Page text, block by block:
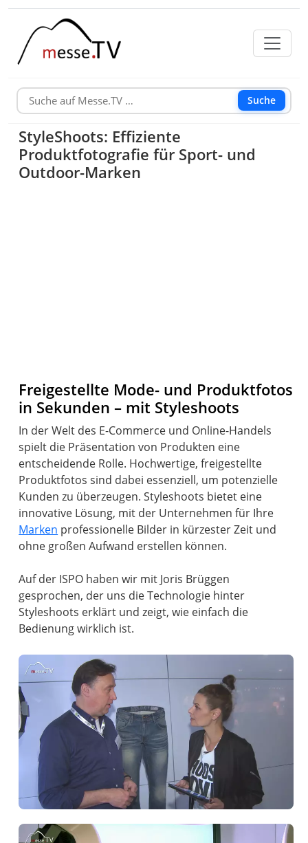
Suche
StyleShoots: Effiziente
Produktfotografie für Sport- und
Outdoor-Marken
Freigestellte Mode- und Produktfotos
in Sekunden – mit Styleshoots
In der Welt des E-Commerce und Online-Handels
spielt die Präsentation von Produkten eine
entscheidende Rolle. Hochwertige, freigestellte
Produktfotos sind dabei essenziell, um potenzielle
Kunden zu überzeugen. Styleshoots bietet eine
innovative Lösung, mit der Unternehmen für Ihre
Marken professionelle Bilder in kürzester Zeit und
ohne großen Aufwand erstellen können.
Auf der ISPO haben wir mit Joris Brüggen
gesprochen, der uns die Technologie hinter
Styleshoots erklärt und zeigt, wie einfach die